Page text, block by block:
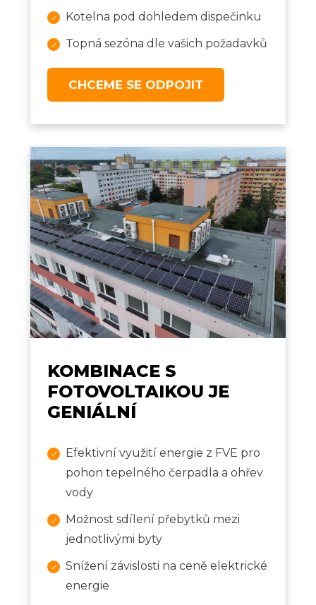
Kotelna pod dohledem dispečinku
Topná sezóna dle vašich požadavků
CHCEME SE ODPOJIT
KOMBINACE S
FOTOVOLTAIKOU JE
GENIÁLNÍ
Efektivní využití energie z FVE pro
pohon tepelného čerpadla a ohřev
vody
Možnost sdílení přebytků mezi
jednotlivými byty
Snížení závislosti na ceně elektrické
energie